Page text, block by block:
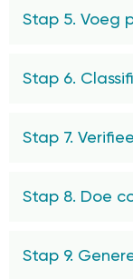
Stap 5. Voeg
Stap 6.
Stap 7.
Stap 8. Doe
Stap 9.